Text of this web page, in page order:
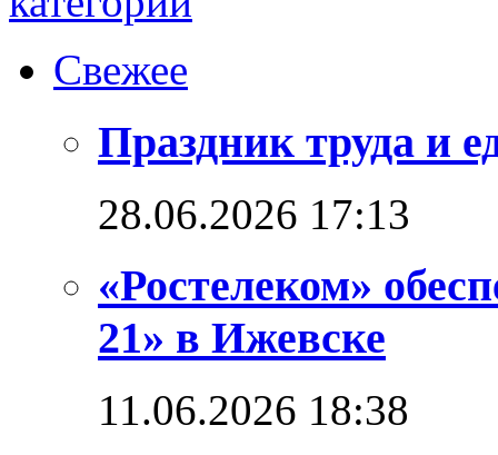
Свежее
Праздник труда и
28.06.2026 17:13
«Ростелеком»
21» в Ижевске
11.06.2026 18:38